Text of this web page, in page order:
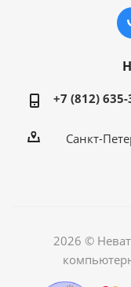
+7 (812) 635-
Санкт-
2026 ©